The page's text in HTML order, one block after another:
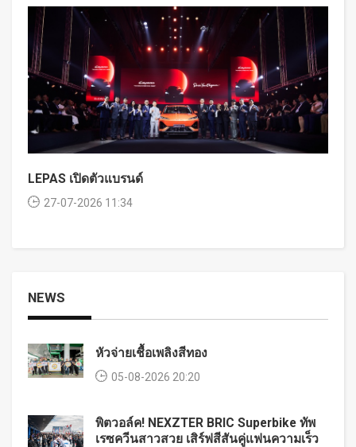
LEPAS เปิดตัวแบรนด์
27-07-2026 11:34
NEWS
หัวจ่ายเชื้อเพลิงสีทอง
05-08-2026 20:20
พิตวอล์ค! NEXZTER BRIC Superbike ทัพ
เรซควีนสาวสวย เสิร์ฟสีสันคู่แฟนความเร็ว